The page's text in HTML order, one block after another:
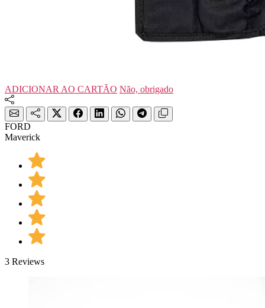
ADICIONAR AO CARTÃO Não, obrigado
FORD
Maverick
3 Reviews